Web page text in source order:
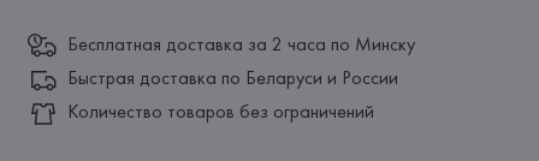
Бесплатная доставка за 2 часа по Минску
Быстрая доставка по Беларуси и России
Количество товаров без ограничений